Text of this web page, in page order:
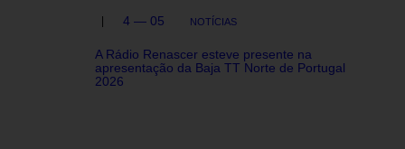
4 — 05 NOTÍCIAS
A Rádio Renascer esteve presente na
apresentação da Baja TT Norte de Portugal
2026